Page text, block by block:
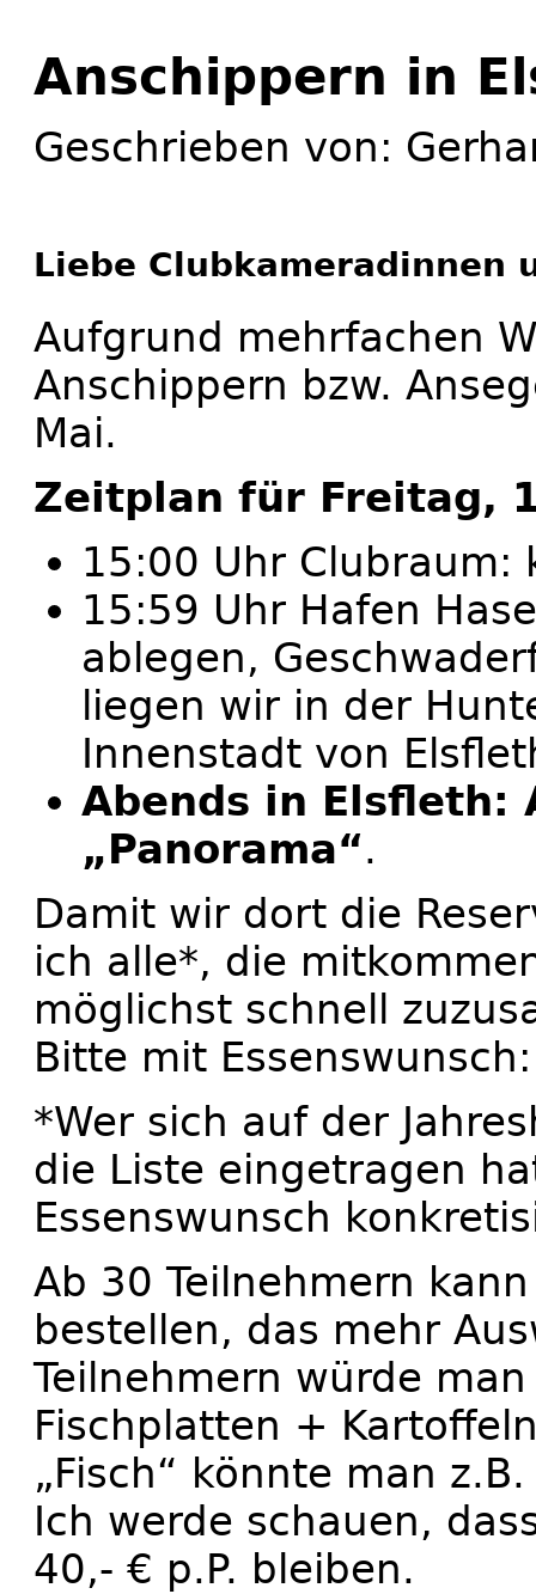
Anschippern in
Geschrieben von:
Liebe Clubkameradinnen
Aufgrund mehrfachen
Anschippern bzw.
Mai.
Zeitplan für Freitag,
15:00 Uhr Clubraum:
15:59 Uhr Hafen
ablegen,
liegen wir in der
Innenstadt von
Abends in Elsfleth:
„Panorama“.
Damit wir dort die
ich alle*, die
möglichst schnell
Bitte mit
*Wer sich auf der
die Liste eingetragen
Essenswunsch
Ab 30 Teilnehmern
bestellen, das mehr
Teilnehmern würde
Fischplatten +
„Fisch“ könnte man
Ich werde schauen,
40,- € p.P. bleiben.